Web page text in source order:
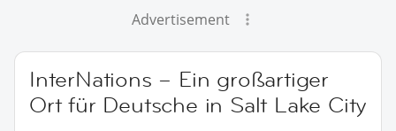
Advertisement
InterNations – Ein großartiger
Ort für Deutsche in Salt Lake City